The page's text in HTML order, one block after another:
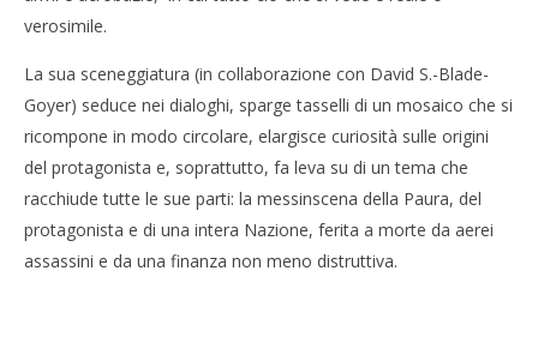
verosimile.
La sua sceneggiatura (in collaborazione con David S.-Blade-
Goyer) seduce nei dialoghi, sparge tasselli di un mosaico che si
ricompone in modo circolare, elargisce curiosità sulle origini
del protagonista e, soprattutto, fa leva su di un tema che
racchiude tutte le sue parti: la messinscena della Paura, del
protagonista e di una intera Nazione, ferita a morte da aerei
assassini e da una finanza non meno distruttiva.